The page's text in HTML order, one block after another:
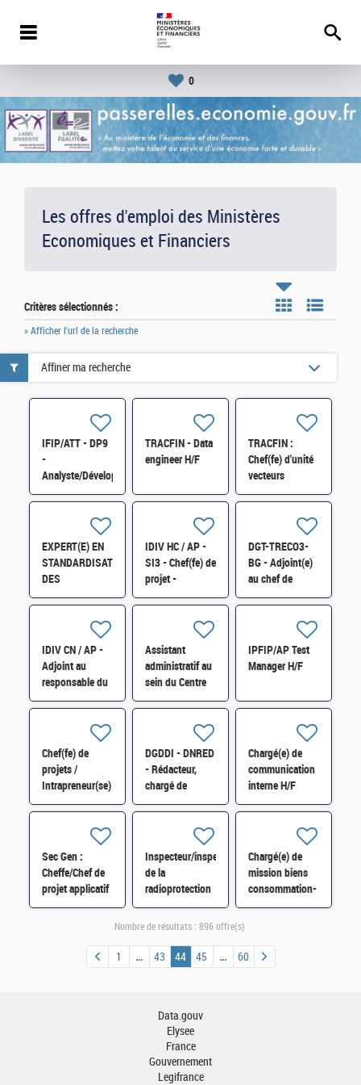
0
Les offres d'emploi des Ministères
Economiques et Financiers
Critères sélectionnés :
» Afficher l'url de la recherche
IFIP/ATT - DP9
-
Analyste/Développeur
en MOE pour le
Échanges de
données H/F
TRACFIN - Data
engineer H/F
TRACFIN :
Chef(fe) d'unité
vecteurs
spécialisés de
EXPERT(E) EN
STANDARDISATION
DES
COMMUNICATIONS
SEN-CCED-228
H/F
IDIV HC / AP -
SI3 - Chef(fe) de
projet -
Conception des
de stockage du
SI / DGFIP - H/F
DGT-TRECO3-
BG - Adjoint(e)
au chef de
bureau Energie
IDIV CN / AP -
Adjoint au
responsable du
pôle de gestion
Assistant
administratif au
sein du Centre
de gestion des
IPFIP/AP Test
Manager H/F
Chef(fe) de
projets /
Intrapreneur(se)
du Portail RSE
DGDDI - DNRED
- Rédacteur,
chargé de
recrutement H/F
Chargé(e) de
communication
interne H/F
Sec Gen :
Cheffe/Chef de
projet applicatif
MOE H/F
Inspecteur/inspectrice
de la
radioprotection
H/F
Chargé(e) de
mission biens
consommation-
transition
SI-SDISBCA-
056 H/F
Affiner ma recherche
Nombre de résultats : 896 offre(s)
1 43 44 45 60
Data.gouv
Elysee
France
Gouvernement
Legifrance